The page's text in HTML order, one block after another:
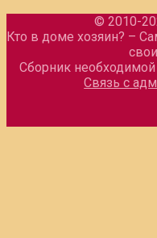
© 2010-
Кто в доме хозяин? –
Сборник
Связь с